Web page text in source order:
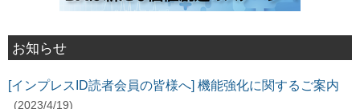
お知らせ
[インプレスID読者会員の皆様へ] 機能強化に関するご案内
(2023/4/19)